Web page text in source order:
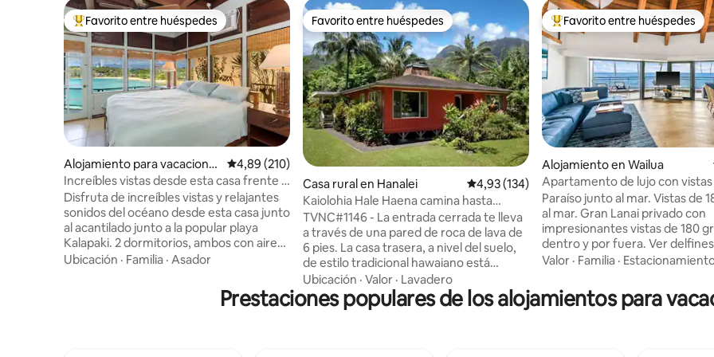
Favorito entre los huéspedes más destacados
Favorito entre huéspedes
Alojamiento para vacacione
s en Lihue
Calificación promedio: 4,89 de 5. 210 evaluaciones
4,89 (210)
Increíbles vistas desde esta casa frente al
mar
Disfruta de increíbles vistas y relajantes
sonidos del océano desde esta casa junto
al acantilado junto a la popular playa
Kalapaki. 2 dormitorios, ambos con aire
acondicionado, además de excelentes
principal con baño tiene una cama
tamaño king. El segundo dormitorio tiene
Ubicación · Familia · Asador
Favorito entre huéspedes
Favorito entre huéspedes
Casa rural en Hanalei Calificación promedio: 4,93 de 5. 134
4,93 (134)
Kaiolohia Hale Haena camina hasta
Tunnels Beach
TVNC#1146 - La entrada cerrada te lleva
a través de una pared de roca de lava de
6 pies. La casa trasera, a nivel del suelo,
de estilo tradicional hawaiano está
escondida de forma privada detrás de la
casa delantera de las amas de llaves.
Backyard Lanai llama tu atención hacia las
Ubicación · Valor · Lavadero
Favorito entre los huéspedes
Favorito entre huéspedes
Alojamiento en Wailua
Apartamento de lujo con vistas
en el paraíso con aire
Paraíso junto al mar. Vistas de
al mar. Gran Lanai privado con
impresionantes vistas de 180
dentro y por fuera. Ver
tortugas, arcoíris y
una zona céntrica en la famosa Costa de
los Cocos y a pasos de la playa
Valor · Familia ·
Prestaciones populares de los alojamientos para